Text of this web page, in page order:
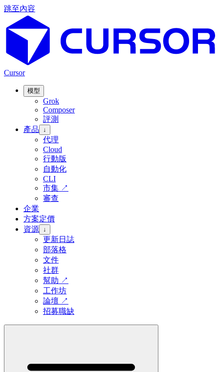
跳至內容
Cursor
模型
Grok
Composer
評測
產品
↓
代理
Cloud
行動版
自動化
CLI
市集 ↗
審查
企業
方案定價
資源 ↓
更新日誌
部落格
文件
社群
幫助 ↗
工作坊
論壇 ↗
招募職缺